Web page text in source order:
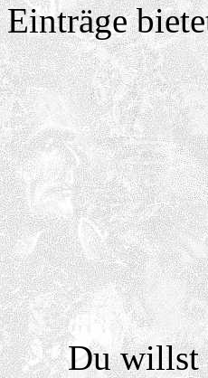
Einträge
Du willst